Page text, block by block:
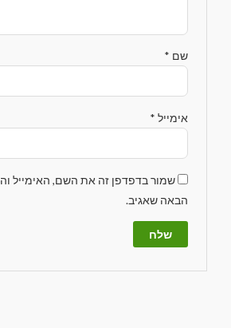
שם *
אימייל *
שמור בדפדפן זה את השם, האימייל
הבאה שאגיב.